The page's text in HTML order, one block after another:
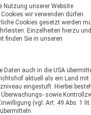
dass im
von
werden.
der
werden
Stadtwerke
die bisher aufgrund
stressfrei
FÜR
einen Blick – rund um
Ihre Verträge,
Nutzung unserer Website
wir verwenden dürfen.
Cookies gesetzt werden
Einzelheiten hierzu und
finden Sie in unseren
Daten auch in die USA
aktuell als ein Land mit
eingestuft. Hierbei
sowie
(vgl. Art. 49 Abs. 1